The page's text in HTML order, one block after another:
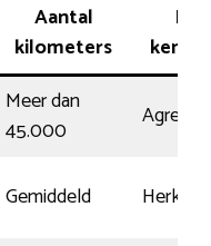
Aantal
kilometers
Rij-
Meer dan
45.000
Gemiddeld